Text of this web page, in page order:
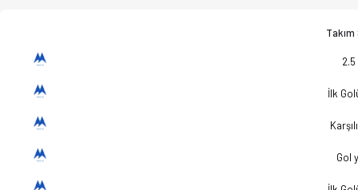
İlk
Gol